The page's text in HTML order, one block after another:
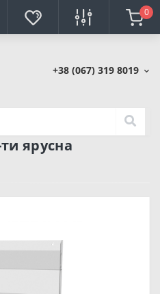
0
+38 (067) 319 8019
ярусна